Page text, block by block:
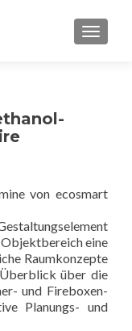
Objektbereich eine
Raumkonzepte
über die
und Fireboxen-
Planungs- und